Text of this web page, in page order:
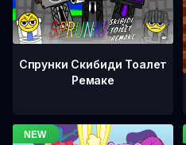
Спрунки Скибиди Тоалет
Ремаке